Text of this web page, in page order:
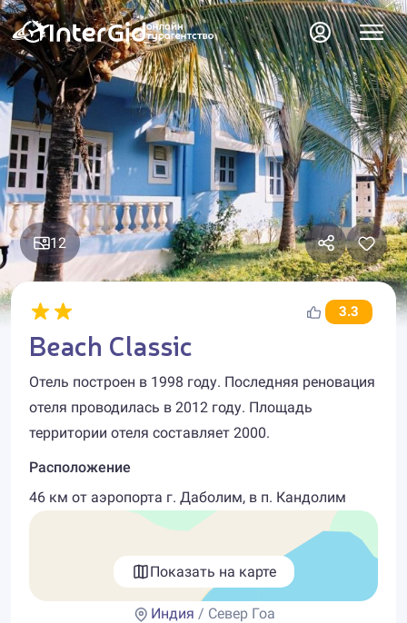
12
3.3
Beach Classic
Отель построен в 1998 году. Последняя реновация
отеля проводилась в 2012 году. Площадь
территории отеля составляет 2000.
Расположение
46 км от аэропорта г. Даболим, в п. Кандолим
Показать на карте
Индия / Север Гоа